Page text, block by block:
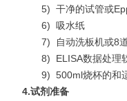
5) 干净的试管或
6) 吸水纸
7)
自动洗板机或8
8)
ELISA数据处理
9) 500ml烧杯的和
4.试剂准备